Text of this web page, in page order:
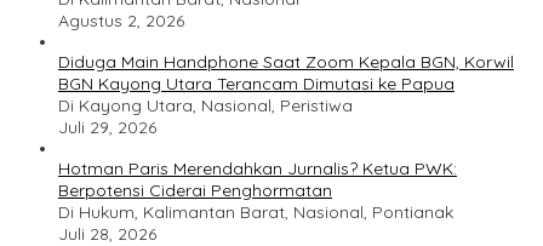
Agustus 2, 2026
Diduga Main Handphone Saat Zoom Kepala BGN, Korwil
BGN Kayong Utara Terancam Dimutasi ke Papua
Di Kayong Utara, Nasional, Peristiwa
Juli 29, 2026
Hotman Paris Merendahkan Jurnalis? Ketua PWK:
Berpotensi Ciderai Penghormatan
Di Hukum, Kalimantan Barat, Nasional, Pontianak
Juli 28, 2026